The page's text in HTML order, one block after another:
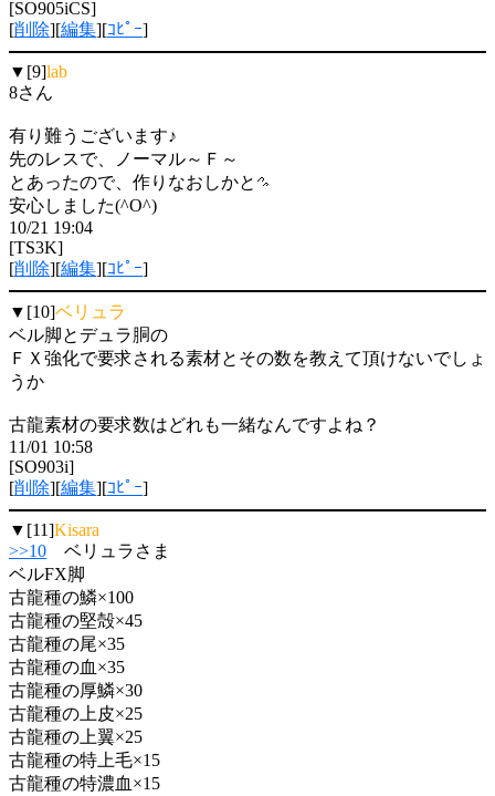
[SO905iCS]
[削除][編集][ｺﾋﾟｰ]
▼[9]lab
8さん
有り難うございます♪
先のレスで、ノーマル～Ｆ～
とあったので、作りなおしかと
安心しました(^O^)
10/21 19:04
[TS3K]
[削除][編集][ｺﾋﾟｰ]
▼[10]ベリュラ
ベル脚とデュラ胴の
ＦＸ強化で要求される素材とその数を教えて頂けないでしょ
うか
古龍素材の要求数はどれも一緒なんですよね？
11/01 10:58
[SO903i]
[削除][編集][ｺﾋﾟｰ]
▼[11]Kisara
>>10 ベリュラさま
ベルFX脚
古龍種の鱗×100
古龍種の堅殻×45
古龍種の尾×35
古龍種の血×35
古龍種の厚鱗×30
古龍種の上皮×25
古龍種の上翼×25
古龍種の特上毛×15
古龍種の特濃血×15